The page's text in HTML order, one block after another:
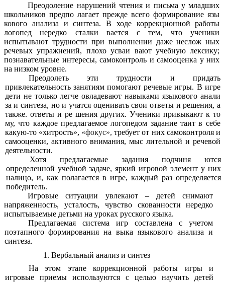
Преодоление нарушений чтения и письма у младших
школьников предпо лагает прежде всего формирование язы
кового анализа и синтеза. В ходе коррекционной работы
логопед нередко сталки вается с тем, что ученики
испытывают трудности при выполнении даже неслож ных
речевых упражнений, плохо усваи вают учебную лексику;
познавательные интересы, самоконтроль и самооценка у них
на низком уровне.
Преодолеть эти трудности и придать
привлекательность занятиям помогают речевые игры. В игре
дети не только легче овладевают навыками языкового анали
за и синтеза, но и учатся оценивать свои ответы и решения, а
также. ответы и ре шения других. Ученики привыкают к то
му, что каждое предлагаемое логопедом задание таит в себе
какую-то «хитрость», «фокус»,требует от них самоконтроля и
самооценки, активного внимания, мыс лительной и речевой
деятельности.
Хотя предлагаемые задания подчиня ются
определенной учебной задаче, яркий игровой элемент у них
налицо, и, как полагается в игре, каждый раз определяется
победитель.
Игровые ситуации увлекают – детей снимают
напряженность, усталость, чувство скованности нередко
испытываемые детьми на уроках русского языка.
Предлагаемая система игр составлена с учетом
поэтапного формирования на выка языкового анализа и
синтеза.
1. Вербальный анализ и синтез
На этом этапе коррекционной работы игры и
игровые приемы используются с целью научить детей